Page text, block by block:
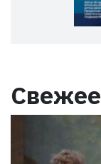
Свежее